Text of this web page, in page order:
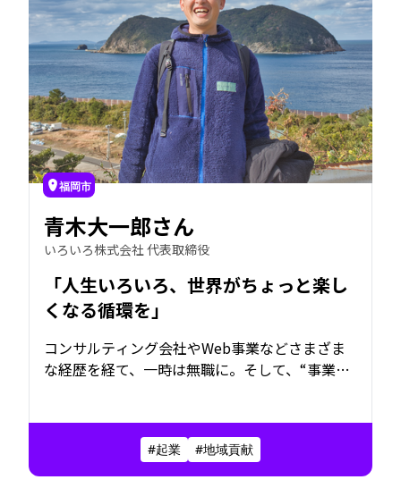
福岡市
青木大一郎さん
いろいろ株式会社 代表取締役
「人生いろいろ、世界がちょっと楽し
くなる循環を」
コンサルティング会社やWeb事業などさまざま
な経歴を経て、一時は無職に。そして、“事業を
と」「できること」「楽しいこと」などをベー
スに多角的なアプローチで事業を展開してい
る。
#起業 #地域貢献